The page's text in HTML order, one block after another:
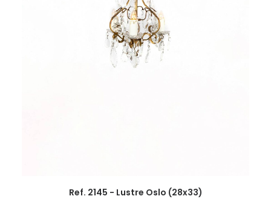
Ref. 2145 - Lustre Oslo (28x33)